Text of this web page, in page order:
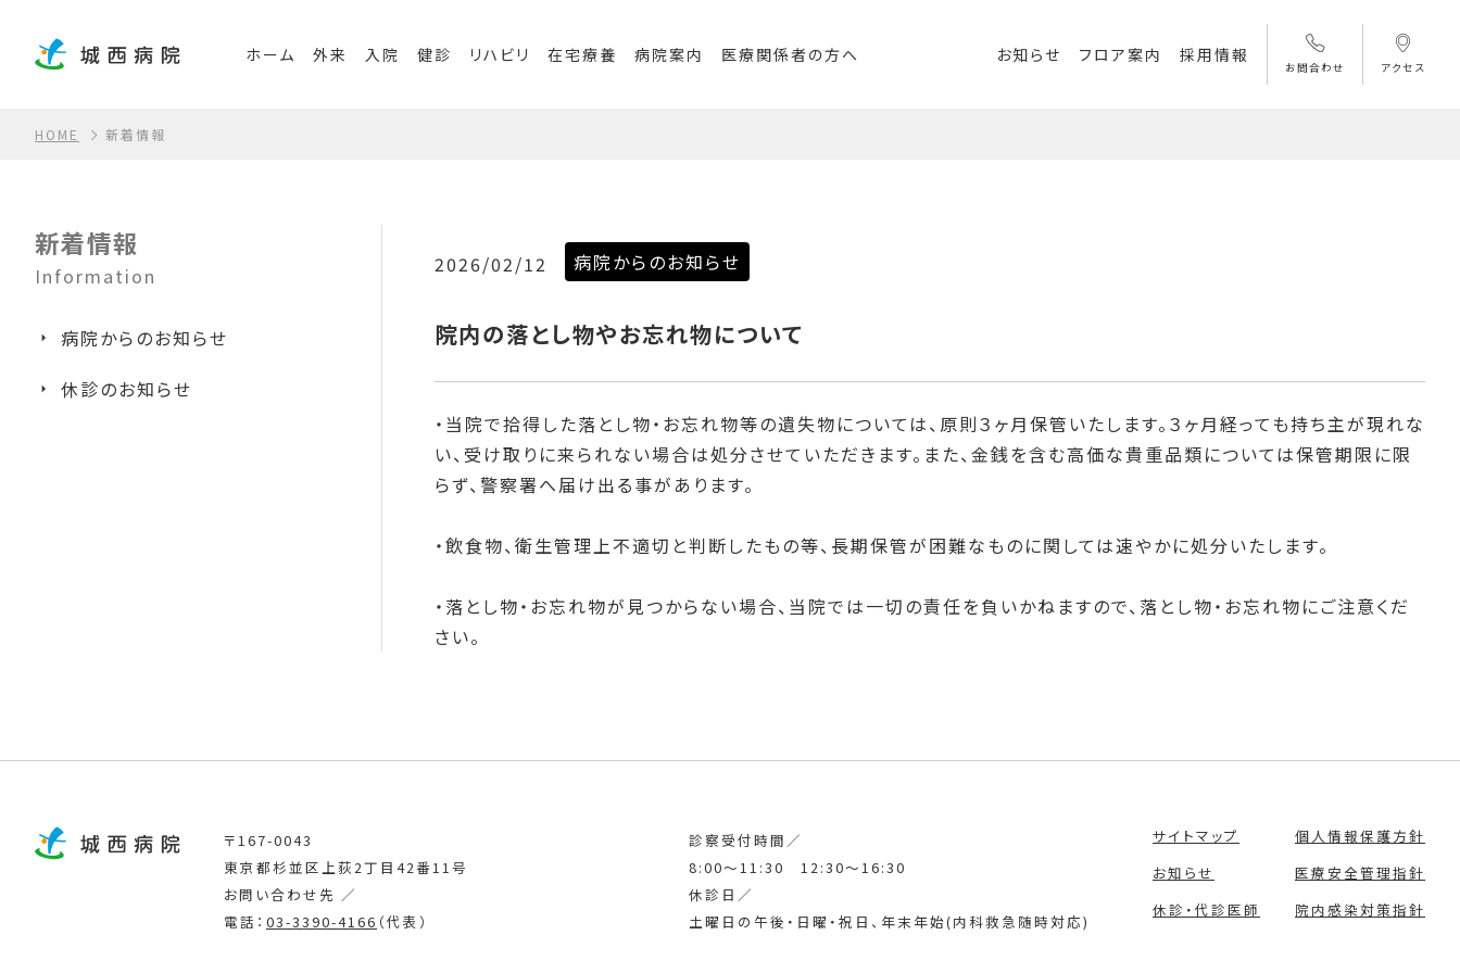
ホーム 外来 入院 健診 リハビリ 在宅療養 病院案内 医療関係者の方へ お知らせ フロア案内 採用情報
お問合わせ アクセス
HOME 新着情報
新着情報
Information
病院からのお知らせ
休診のお知らせ
2026/02/12 病院からのお知らせ
院内の落とし物やお忘れ物について
・当院で拾得した落とし物・お忘れ物等の遺失物については、原則３ヶ月保管いたします。３ヶ月経っても持ち主が現れな
い、受け取りに来られない場合は処分させていただきます。また、金銭を含む高価な貴重品類については保管期限に限
らず、警察署へ届け出る事があります。
・飲食物、衛生管理上不適切と判断したもの等、長期保管が困難なものに関しては速やかに処分いたします。
・落とし物・お忘れ物が見つからない場合、当院では一切の責任を負いかねますので、落とし物・お忘れ物にご注意くだ
さい。
〒167-0043
東京都杉並区上荻2丁目42番11号
お問い合わせ先 ／
電話： 03-3390-4166 （代表）
診察受付時間／
8:00～11:30 12:30～16:30
休診日／
土曜日の午後・日曜・祝日、年末年始(内科救急随時対応)
サイトマップ
個人情報保護方針
お知らせ
医療安全管理指針
休診・代診医師
院内感染対策指針